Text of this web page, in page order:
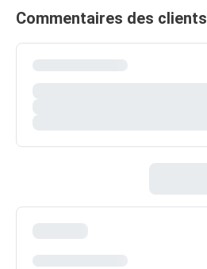
Commentaires des clients